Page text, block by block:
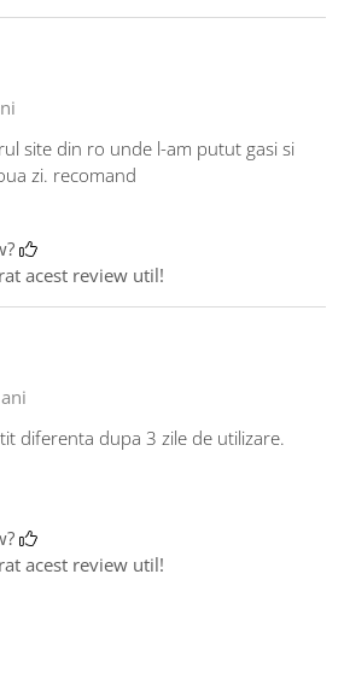
site din ro unde l-am putut gasi si
zi. recomand
acest review util!
diferenta dupa 3 zile de utilizare.
acest review util!